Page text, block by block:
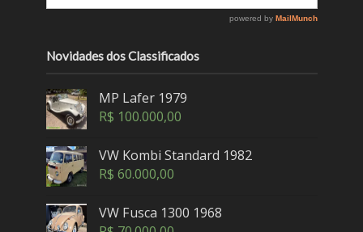
Novidades dos Classificados
MP Lafer 1979
R$ 100.000,00
VW Kombi Standard 1982
R$ 60.000,00
VW Fusca 1300 1968